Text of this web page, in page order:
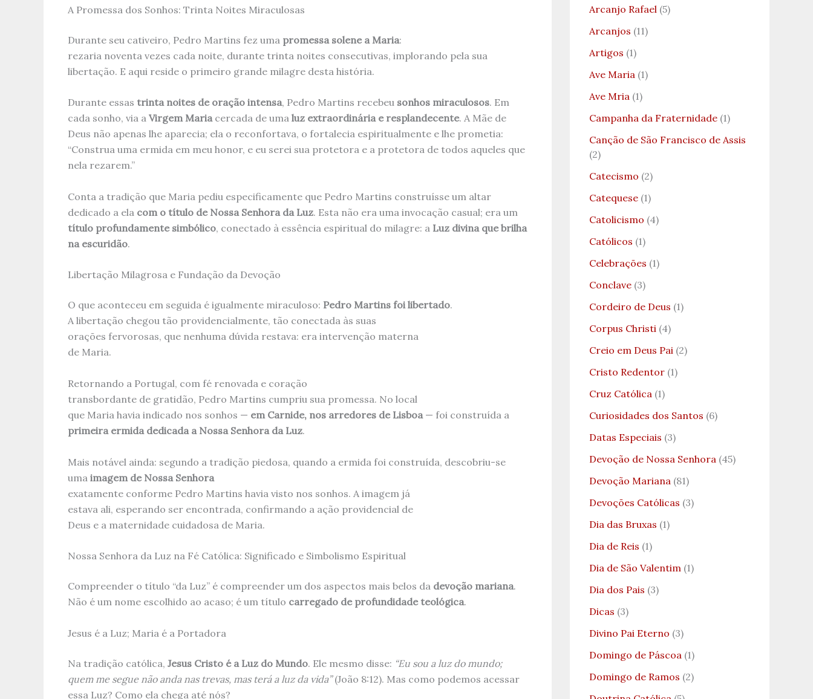
A Promessa dos Sonhos: Trinta Noites Miraculosas
Durante seu cativeiro, Pedro Martins fez uma promessa solene a Maria:
rezaria noventa vezes cada noite, durante trinta noites consecutivas, implorando pela sua
libertação. E aqui reside o primeiro grande milagre desta história.
Durante essas trinta noites de oração intensa, Pedro Martins recebeu sonhos miraculosos. Em
cada sonho, via a Virgem Mariacercada de uma luz extraordinária e resplandecente. A Mãe de
Deus não apenas lhe aparecia; ela o reconfortava, o fortalecia espiritualmente e lhe prometia:
“Construa uma ermida em meu honor, e eu serei sua protetora e a protetora de todos aqueles que
nela rezarem.”
Conta a tradição que Maria pediu especificamente que Pedro Martins construísse um altar
dedicado a ela com o título de Nossa Senhora da Luz. Esta não era uma invocação casual; era um
título profundamente simbólico, conectado à essência espiritual do milagre: a Luz divina que brilha
na escuridão.
Libertação Milagrosa e Fundação da Devoção
O que aconteceu em seguida é igualmente miraculoso: Pedro Martins foi libertado.
A libertação chegou tão providencialmente, tão conectada às suas
orações fervorosas, que nenhuma dúvida restava: era intervenção materna
de Maria.
Retornando a Portugal, com fé renovada e coração
transbordante de gratidão, Pedro Martins cumpriu sua promessa. No local
que Maria havia indicado nos sonhos — em Carnide, nos arredores de Lisboa — foi construída a
primeira ermida dedicada a Nossa Senhora da Luz.
Mais notável ainda: segundo a tradição piedosa, quando a ermida foi construída, descobriu-se
uma imagem de Nossa Senhora
exatamente conforme Pedro Martins havia visto nos sonhos. A imagem já
estava ali, esperando ser encontrada, confirmando a ação providencial de
Deus e a maternidade cuidadosa de Maria.
Nossa Senhora da Luz na Fé Católica: Significado e Simbolismo Espiritual
Compreender o título “da Luz” é compreender um dos aspectos mais belos da devoção mariana.
Não é um nome escolhido ao acaso; é um título carregado de profundidade teológica.
Jesus é a Luz; Maria é a Portadora
Na tradição católica, Jesus Cristo é a Luz do Mundo. Ele mesmo disse: “Eu sou a luz do mundo;
quem me segue não anda nas trevas, mas terá a luz da vida”(João 8:12). Mas como podemos acessar
essa Luz? Como ela chega até nós?
Arcanjo Rafael (5)
Arcanjos (11)
Artigos (1)
Ave Maria (1)
Ave Mria (1)
Campanha da Fraternidade (1)
Canção de São Francisco de Assis
(2)
Catecismo (2)
Catequese (1)
Catolicismo (4)
Católicos (1)
Celebrações (1)
Conclave (3)
Cordeiro de Deus (1)
Corpus Christi (4)
Creio em Deus Pai (2)
Cristo Redentor (1)
Cruz Católica (1)
Curiosidades dos Santos (6)
Datas Especiais (3)
Devoção de Nossa Senhora (45)
Devoção Mariana (81)
Devoções Católicas (3)
Dia das Bruxas (1)
Dia de Reis (1)
Dia de São Valentim (1)
Dia dos Pais (3)
Dicas (3)
Divino Pai Eterno (3)
Domingo de Páscoa (1)
Domingo de Ramos (2)